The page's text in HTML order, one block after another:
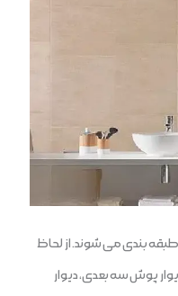
بندی می شوند. از لحاظ
پوش سه بعدی، دیوار